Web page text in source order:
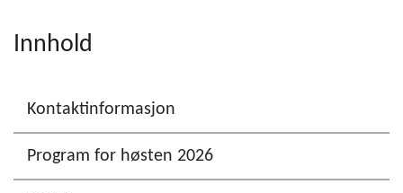
Innhold
Kontaktinformasjon
Program for høsten 2026